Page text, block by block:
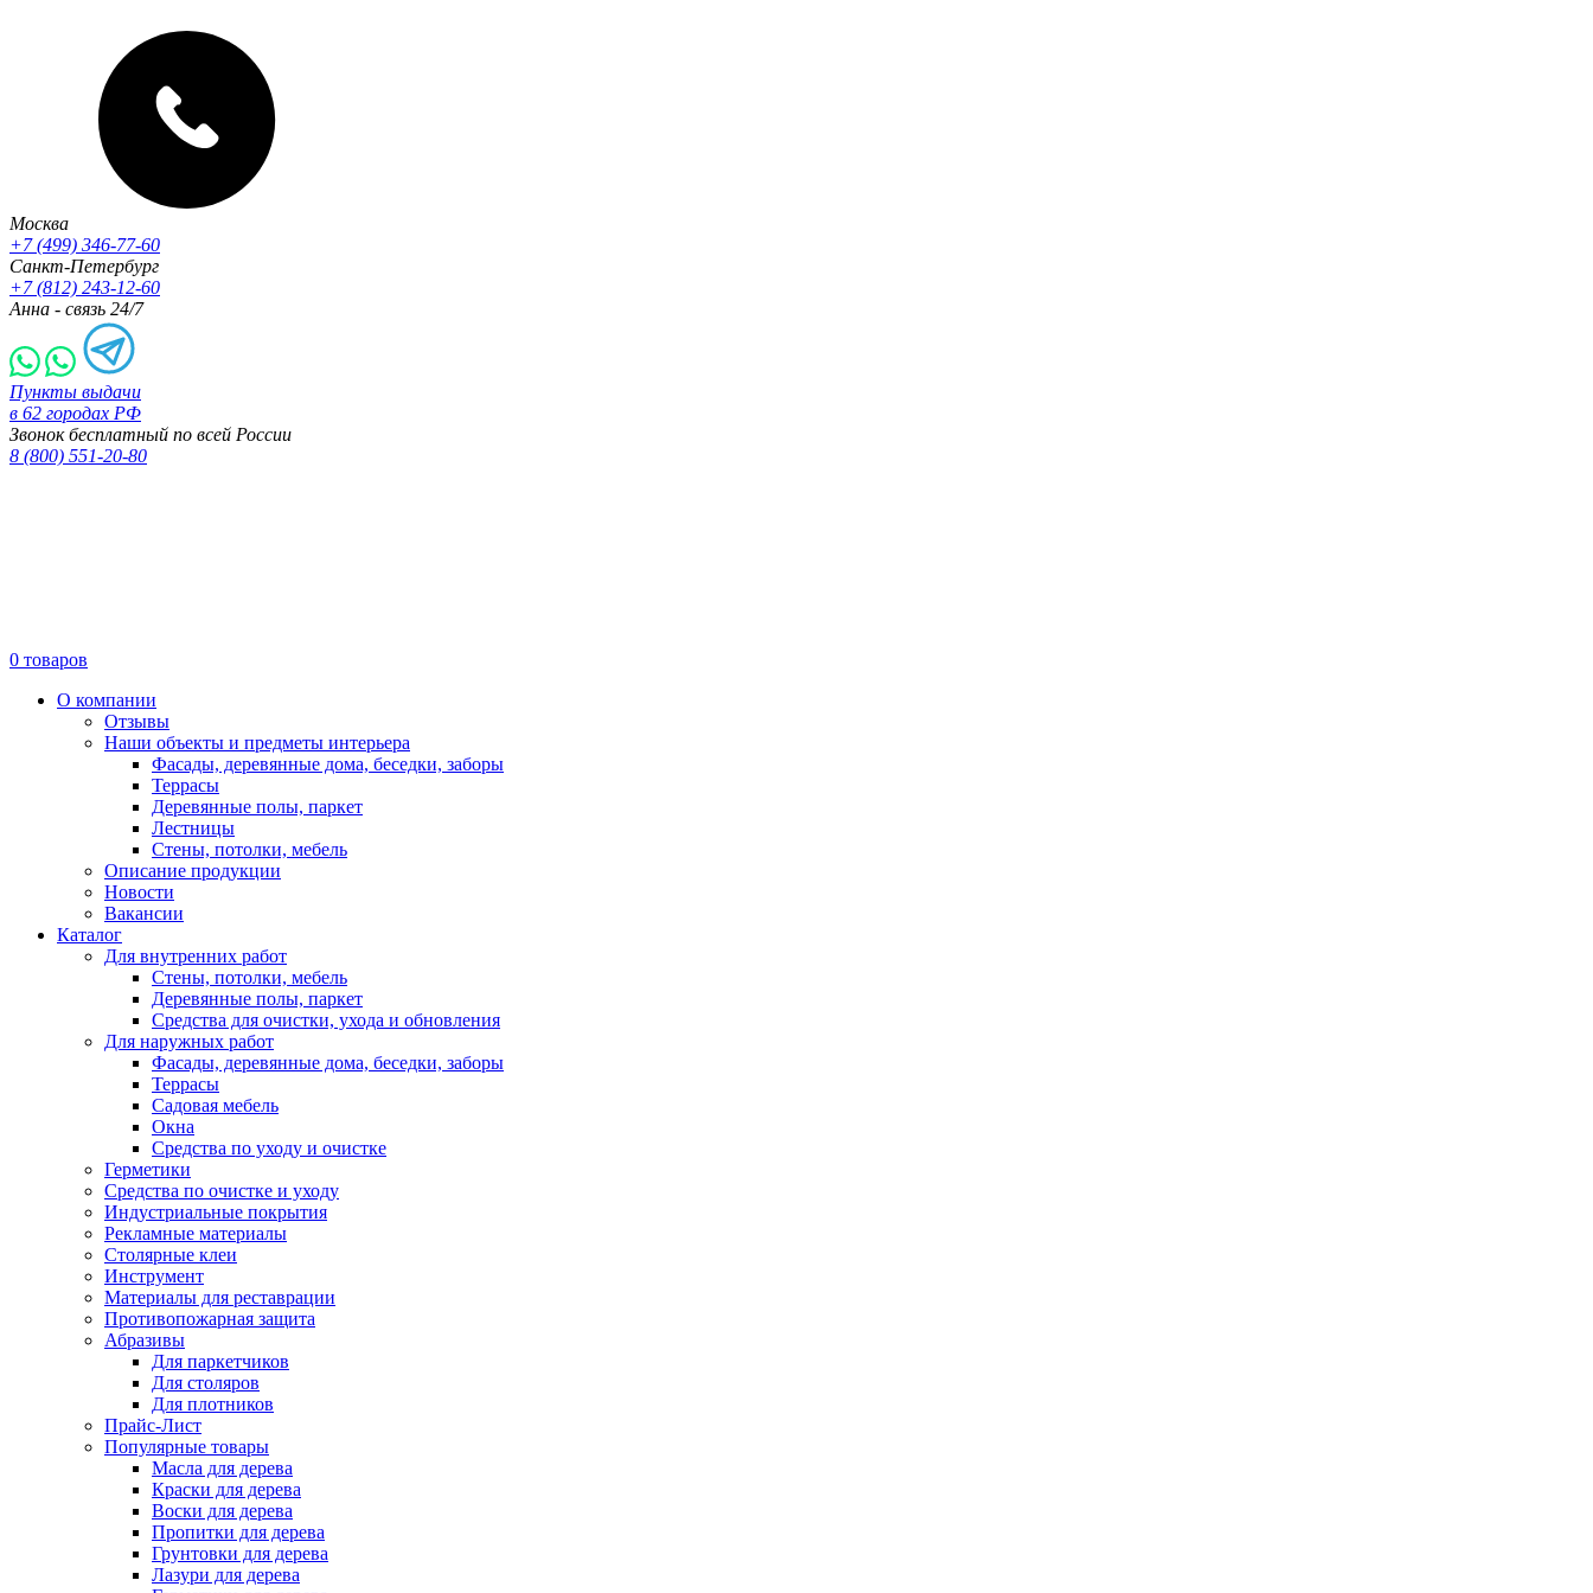
Москва
+7 (499) 346-77-60
Санкт-Петербург
+7 (812) 243-12-60
Анна - связь 24/7
Пункты выдачи
в 62 городах РФ
Звонок бесплатный по всей России
8 (800) 551-20-80
0 товаров
О компании
Отзывы
Наши объекты и предметы интерьера
Фасады, деревянные дома, беседки, заборы
Террасы
Деревянные полы, паркет
Лестницы
Стены, потолки, мебель
Описание продукции
Новости
Вакансии
Каталог
Для внутренних работ
Стены, потолки, мебель
Деревянные полы, паркет
Средства для очистки, ухода и обновления
Для наружных работ
Фасады, деревянные дома, беседки, заборы
Террасы
Садовая мебель
Окна
Средства по уходу и очистке
Герметики
Средства по очистке и уходу
Индустриальные покрытия
Рекламные материалы
Столярные клеи
Инструмент
Материалы для реставрации
Противопожарная защита
Абразивы
Для паркетчиков
Для столяров
Для плотников
Прайс-Лист
Популярные товары
Масла для дерева
Краски для дерева
Воски для дерева
Пропитки для дерева
Грунтовки для дерева
Лазури для дерева